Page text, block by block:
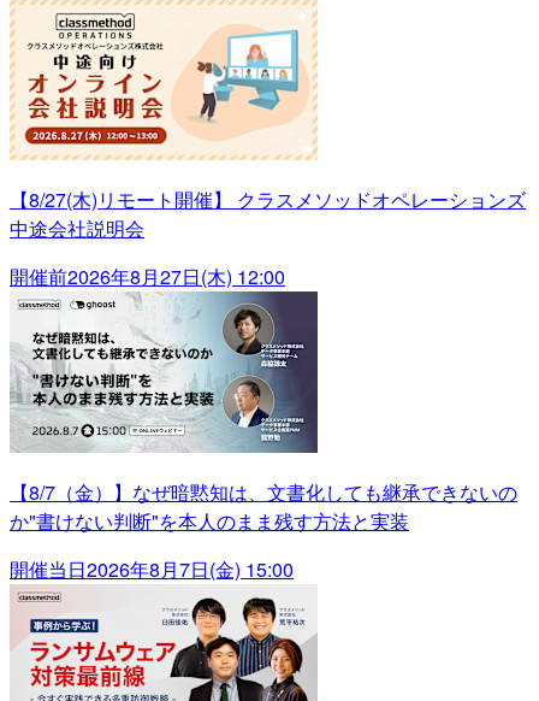
【8/27(木)リモート開催】 クラスメソッドオペレーションズ
中途会社説明会
開催前2026年8月27日(木) 12:00
【8/7（金）】なぜ暗黙知は、文書化しても継承できないの
か"書けない判断"を本人のまま残す方法と実装
開催当日2026年8月7日(金) 15:00